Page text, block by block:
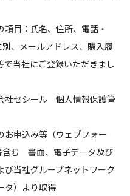
目：氏名、住所、電話・
、メールアドレス、購入履
当社にご登録いただきまし
社セシール 個人情報保護管
申込み等（ウェブフォー
含む 書面、電子データ及び
び当社グループネットワーク
タ）より取得